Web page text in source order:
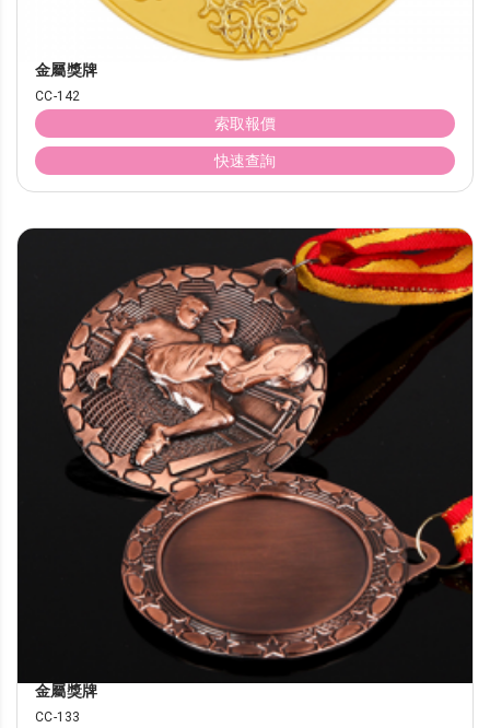
金屬獎牌
CC-142
索取報價
快速查詢
金屬獎牌
CC-133